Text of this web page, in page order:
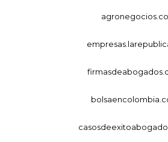
agronegocios.co